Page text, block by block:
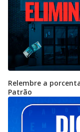
Relembre a
Patrão